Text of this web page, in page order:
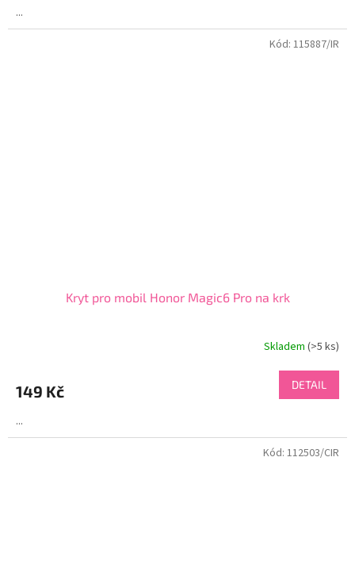
...
Kryt pro mobil Honor Magic6 Pro na krk
Skladem (>5 ks)
149 Kč DETAIL
...
Kód: 115887/IR
Kód: 112503/CIR